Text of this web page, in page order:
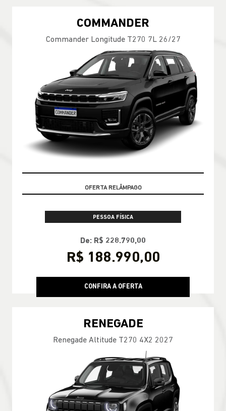
COMMANDER
Commander Longitude T270 7L 26/27
CONDIÇÃO IMPERDÍVEL
PESSOA FÍSICA
De: R$ 228.790,00
R$ 188.990,00
CONFIRA A OFERTA
RENEGADE
Renegade Altitude T270 4X2 2027